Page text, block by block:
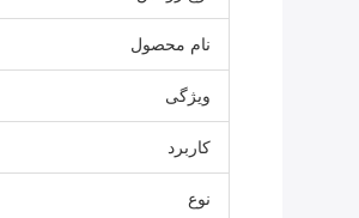
نام محصول
ویژگی
کاربرد
نوع